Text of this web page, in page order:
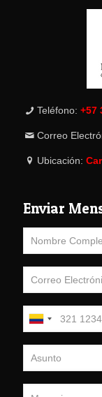
Teléfono: +57
Correo
Ubicación:
Enviar